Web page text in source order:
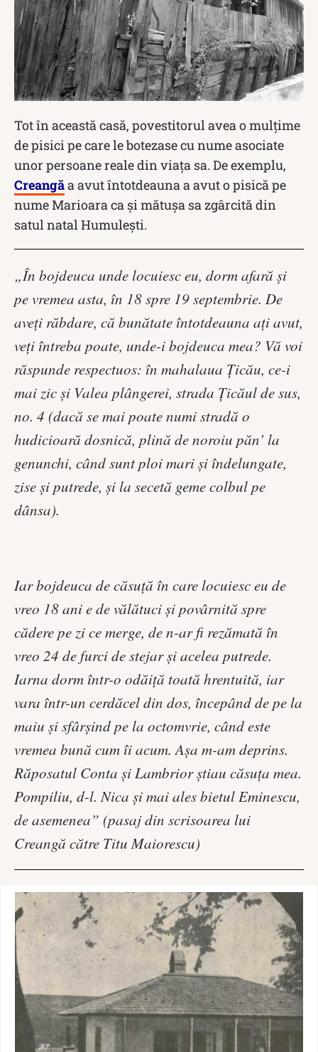
Tot în această casă, povestitorul avea o mulțime
de pisici pe care le botezase cu nume asociate
unor persoane reale din viața sa. De exemplu,
Creangăa avut întotdeauna a avut o pisică pe
nume Marioara ca și mătușa sa zgârcită din
satul natal Humulești.
„În bojdeuca unde locuiesc eu, dorm afară şi
pe vremea asta, în 18 spre 19 septembrie. De
aveţi răbdare, că bunătate întotdeauna aţi avut,
veţi întreba poate, unde-i bojdeuca mea? Vă voi
răspunde respectuos: în mahalaua Ţicău, ce-i
mai zic şi Valea plângerei, strada Ţicăul de sus,
no. 4 (dacă se mai poate numi stradă o
hudicioară dosnică, plină de noroiu păn’ la
genunchi, când sunt ploi mari şi îndelungate,
zise şi putrede, şi la secetă geme colbul pe
dânsa).
Iar bojdeuca de căsuţă în care locuiesc eu de
vreo 18 ani e de vălătuci şi povârnită spre
cădere pe zi ce merge, de n-ar fi rezămată în
vreo 24 de furci de stejar şi acelea putrede.
Iarna dorm într-o odăiţă toată hrentuită, iar
vara într-un cerdăcel din dos, începând de pe la
maiu şi sfârşind pe la octomvrie, când este
vremea bună cum îi acum. Aşa m-am deprins.
Răposatul Conta şi Lambrior ştiau căsuţa mea.
Pompiliu, d-l. Nica şi mai ales bietul Eminescu,
de asemenea” (pasaj din scrisoarea lui
Creangă către Titu Maiorescu)